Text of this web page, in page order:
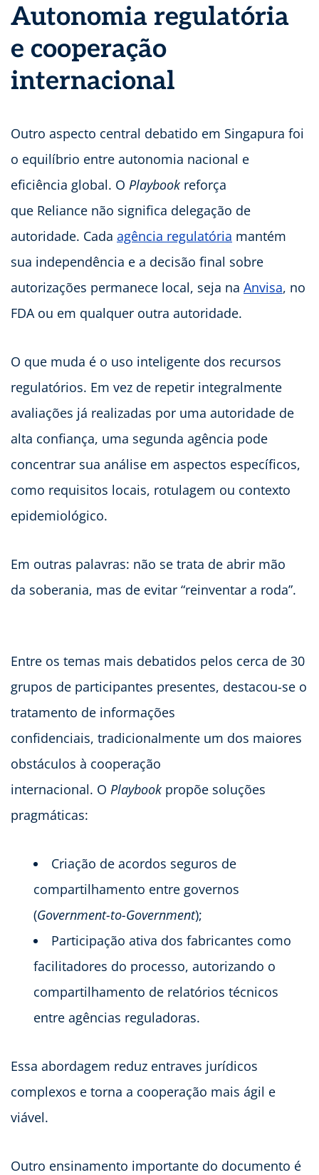
Autonomia regulatória
e cooperação
internacional
Outro aspecto central debatido em Singapura foi
o equilíbrio entre autonomia nacional e
eficiência global. O Playbook reforça
que Reliance não significa delegação de
autoridade. Cada agência regulatória mantém
sua independência e a decisão final sobre
autorizações permanece local, seja na Anvisa, no
FDA ou em qualquer outra autoridade.
O que muda é o uso inteligente dos recursos
regulatórios. Em vez de repetir integralmente
avaliações já realizadas por uma autoridade de
alta confiança, uma segunda agência pode
concentrar sua análise em aspectos específicos,
como requisitos locais, rotulagem ou contexto
epidemiológico.
Em outras palavras: não se trata de abrir mão
da soberania, mas de evitar “reinventar a roda”.
Entre os temas mais debatidos pelos cerca de 30
grupos de participantes presentes, destacou-se o
tratamento de informações
confidenciais, tradicionalmente um dos maiores
obstáculos à cooperação
internacional. O Playbook propõe soluções
pragmáticas:
Criação de acordos seguros de
compartilhamento entre governos
(Government-to-Government);
Participação ativa dos fabricantes como
facilitadores do processo, autorizando o
compartilhamento de relatórios técnicos
entre agências reguladoras.
Essa abordagem reduz entraves jurídicos
complexos e torna a cooperação mais ágil e
viável.
Outro ensinamento importante do documento é